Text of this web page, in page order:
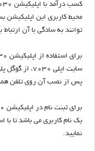
محیط کاربری این اپلیکیشن
توانند به سادگی با آن ارتباط
پس از نصب آن روی تلفن
نمایید.